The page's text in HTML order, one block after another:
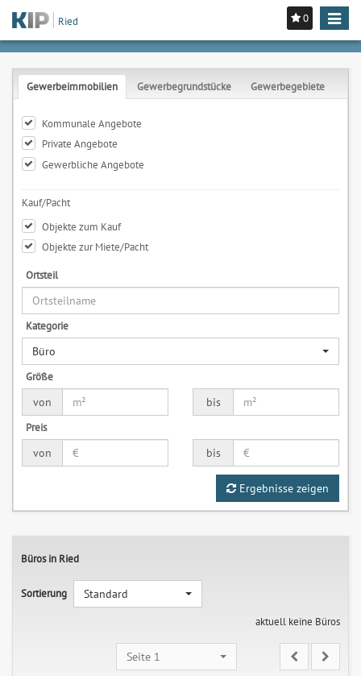
0
Toggle
Ried
Gewerbeimmobilien Gewerbegrundstücke Gewerbegebiete
Kommunale Angebote
Private Angebote
Gewerbliche Angebote
Kauf/Pacht
Objekte zum Kauf
Objekte zur Miete/Pacht
Ortsteil
Kategorie
Büro
Größe
von
bis
Preis
von
bis
Ergebnisse zeigen
Büros in Ried
Sortierung
Standard
aktuell keine Büros
Seite 1